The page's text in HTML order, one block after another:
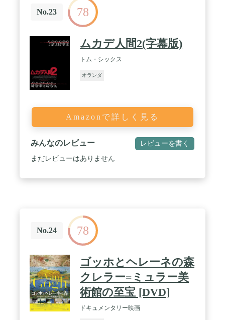
No.23 78
ムカデ人間2(字幕版)
トム・シックス
オランダ
Amazonで詳しく見る
みんなのレビュー レビューを書く
まだレビューはありません
No.24 78
ゴッホとヘレーネの森
クレラー=ミュラー美
術館の至宝 [DVD]
ドキュメンタリー映画